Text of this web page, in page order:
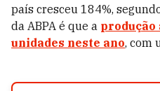
país cresceu 184%,
da ABPA é que a produção
unidades neste ano, com